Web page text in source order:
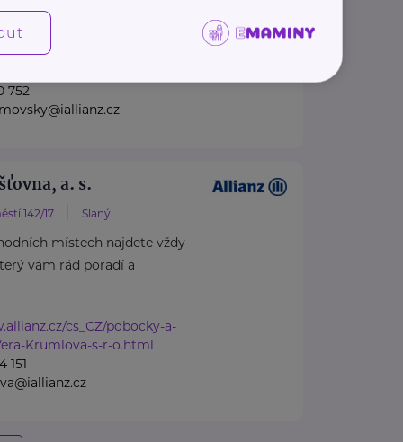
cs_CZ/pobocky-a-
752
a. s.
142/17 Slaný
místech najdete vždy
vám rád poradí a
cs_CZ/pobocky-a-
Krumlova-s-r-o.html
151